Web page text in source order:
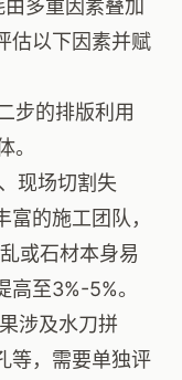
多重因素叠加
估以下因素并赋
步的排版利用
。
现场切割失
的施工团队，
或石材本身易
至3%-5%。
涉及水刀拼
等，需要单独评